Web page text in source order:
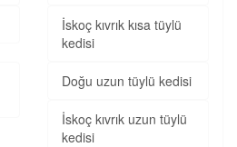
İskoç kıvrık kısa tüylü
kedisi
Doğu uzun tüylü kedisi
İskoç kıvrık uzun tüylü
kedisi